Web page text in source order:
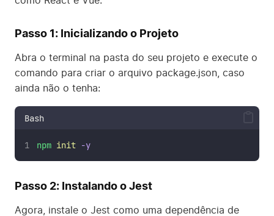
Passo 1: Inicializando o Projeto
Abra o terminal na pasta do seu projeto e execute o
comando para criar o arquivo package.json, caso
ainda não o tenha:
Bash
npm init -y
Passo 2: Instalando o Jest
Agora, instale o Jest como uma dependência de